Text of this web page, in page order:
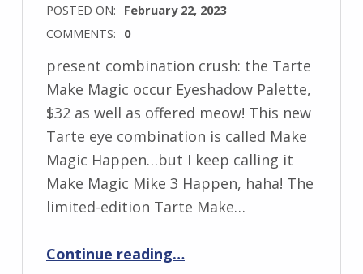
POSTED ON: February 22, 2023
COMMENTS: 0
present combination crush: the Tarte
Make Magic occur Eyeshadow Palette,
$32 as well as offered meow! This new
Tarte eye combination is called Make
Magic Happen…but I keep calling it
Make Magic Mike 3 Happen, haha! The
limited-edition Tarte Make…
Continue reading“The $32 Tarte Make Magic occur Eyeshadow combination”
…